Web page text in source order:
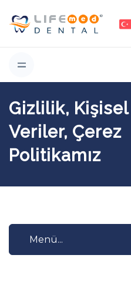
Gizlilik, Kişisel
Veriler, Çerez
Politikamız